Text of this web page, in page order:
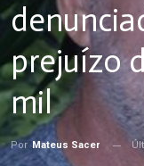
prejuízo
mil
Por Mateus Sacer